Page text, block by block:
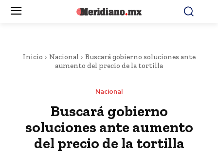
Inicio Nacional
Buscará gobierno soluciones ante
aumento del precio de la tortilla
Nacional
Buscará gobierno
soluciones ante aumento
del precio de la tortilla